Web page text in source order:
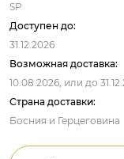
SP
Доступен до:
31.12.2026
Возможная доставка:
10.08.2026, или до
Страна доставки:
Босния и Герцеговина